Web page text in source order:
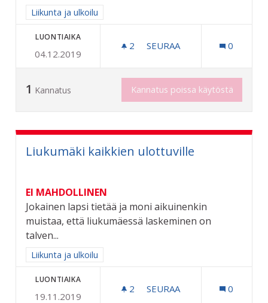
Rajaa tulokset aihepiirin mukaan: Liikunta ja ulkoilu
Liikunta ja ulkoilu
LUONTIAIKA
04.12.2019
2 2 SEURAAJAA
SEURAA 0
1 Kannatus Kannatus poissa käytöstä
Liukumäki kaikkien ulottuville
EI MAHDOLLINEN
Jokainen lapsi tietää ja moni aikuinenkin
muistaa, että liukumäessä laskeminen on
talven...
Rajaa tulokset aihepiirin mukaan: Liikunta ja ulkoilu
Liikunta ja ulkoilu
LUONTIAIKA
19.11.2019
2 2 SEURAAJAA
SEURAA 0